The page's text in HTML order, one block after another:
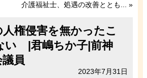
介護福祉士、処遇の改善ととも...
»
権侵害を無かったこ
い |君嶋ちか子|前神
員
2023年7月31日